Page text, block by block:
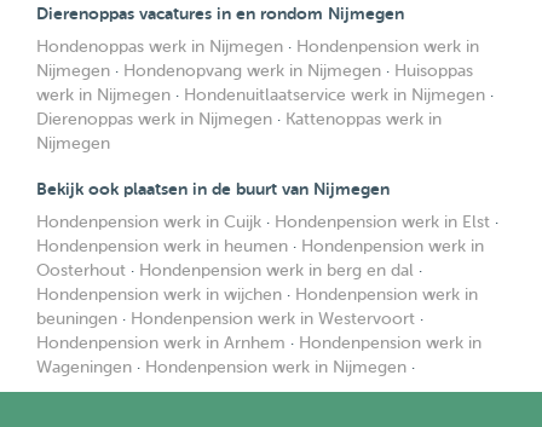
Dierenoppas vacatures in en rondom Nijmegen
Hondenoppas werk in Nijmegen · Hondenpension werk in
Nijmegen · Hondenopvang werk in Nijmegen · Huisoppas
werk in Nijmegen · Hondenuitlaatservice werk in Nijmegen ·
Dierenoppas werk in Nijmegen · Kattenoppas werk in
Nijmegen
Bekijk ook plaatsen in de buurt van Nijmegen
Hondenpension werk in Cuijk · Hondenpension werk in Elst ·
Hondenpension werk in heumen · Hondenpension werk in
Oosterhout · Hondenpension werk in berg en dal ·
Hondenpension werk in wijchen · Hondenpension werk in
beuningen · Hondenpension werk in Westervoort ·
Hondenpension werk in Arnhem · Hondenpension werk in
Wageningen · Hondenpension werk in Nijmegen ·